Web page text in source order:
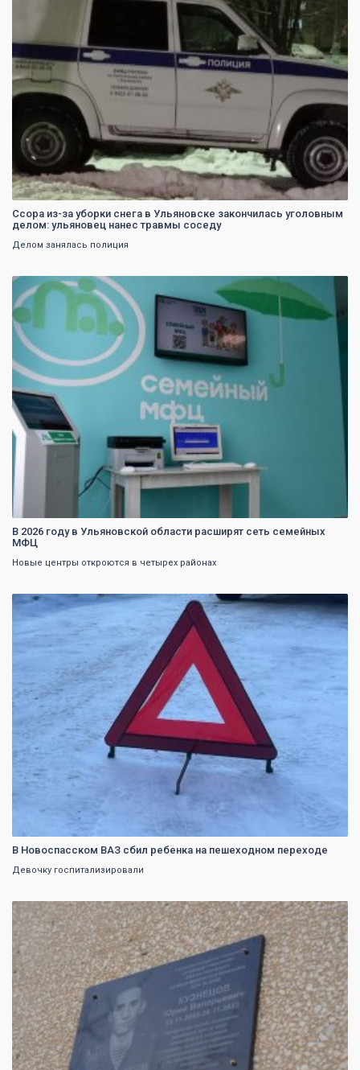
Ссора из-за уборки снега в Ульяновске закончилась уголовным
делом: ульяновец нанес травмы соседу
Делом занялась полиция
В 2026 году в Ульяновской области расширят сеть семейных
МФЦ
Новые центры откроются в четырех районах
0
В Новоспасском ВАЗ сбил ребенка на пешеходном переходе
Девочку госпитализировали
0